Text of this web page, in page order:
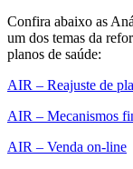
Confira abaixo as
um dos temas da
planos de saúde:
AIR – Reajuste de
AIR – Mecanismos
AIR – Venda on-line